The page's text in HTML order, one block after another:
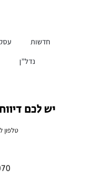
חדשות
נדל”ן
יש לכם
טלפון